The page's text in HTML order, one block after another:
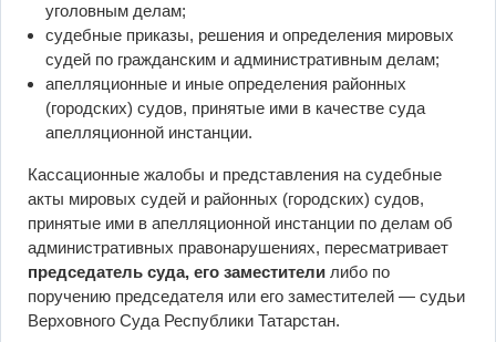
уголовным делам;
судебные приказы, решения и определения мировых
судей по гражданским и административным делам;
апелляционные и иные определения районных
(городских) судов, принятые ими в качестве суда
апелляционной инстанции.
Кассационные жалобы и представления на судебные
акты мировых судей и районных (городских) судов,
принятые ими в апелляционной инстанции по делам об
административных правонарушениях, пересматривает
председатель суда, его заместителилибо по
поручению председателя или его заместителей — судьи
Верховного Суда Республики Татарстан.